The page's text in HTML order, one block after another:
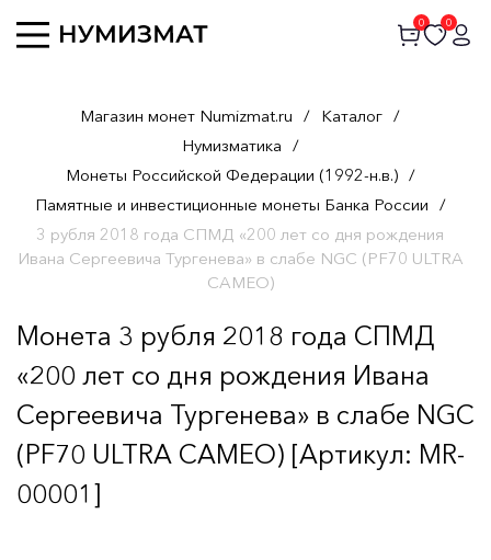
0 0
Магазин монет Numizmat.ru / Каталог /
Нумизматика /
Монеты Российской Федерации (1992-н.в.) /
Памятные и инвестиционные монеты Банка России /
3 рубля 2018 года СПМД «200 лет со дня рождения
Ивана Сергеевича Тургенева» в слабе NGC (PF70 ULTRA
CAMEO)
Монета 3 рубля 2018 года СПМД
«200 лет со дня рождения Ивана
Сергеевича Тургенева» в слабе NGC
(PF70 ULTRA CAMEO) [Артикул: MR-
00001]